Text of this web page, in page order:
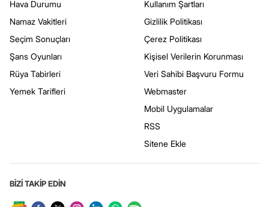
Hava Durumu
Namaz Vakitleri
Seçim Sonuçları
Şans Oyunları
Rüya Tabirleri
Yemek Tarifleri
Kullanım Şartları
Gizlilik Politikası
Çerez Politikası
Kişisel Verilerin Korunması
Veri Sahibi Başvuru Formu
Webmaster
Mobil Uygulamalar
RSS
Sitene Ekle
BİZİ TAKİP EDİN